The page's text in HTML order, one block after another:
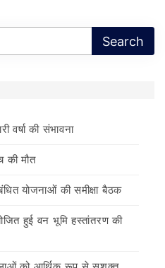
वर्षा की संभावना
की मौत
योजनाओं की समीक्षा बैठक
हुई वन भूमि हस्तांतरण की